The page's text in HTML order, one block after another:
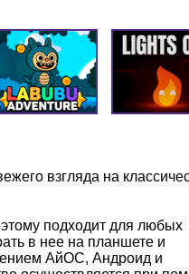
взгляда на
подходит для любых
в нее на планшете и
АйОС, Андроид и